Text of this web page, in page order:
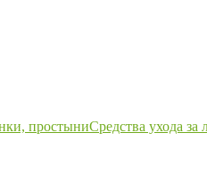
простыниСредства ухода